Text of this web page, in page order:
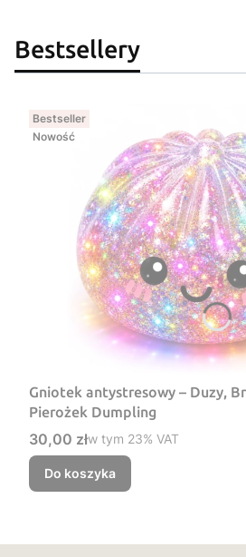
Bestsellery
Bestseller
Nowość
Gniotek antystresowy – Duzy,
Pierożek Dumpling
Cena brutto
30,00 złw tym %s VAT
w tym 23% VAT
Do koszyka